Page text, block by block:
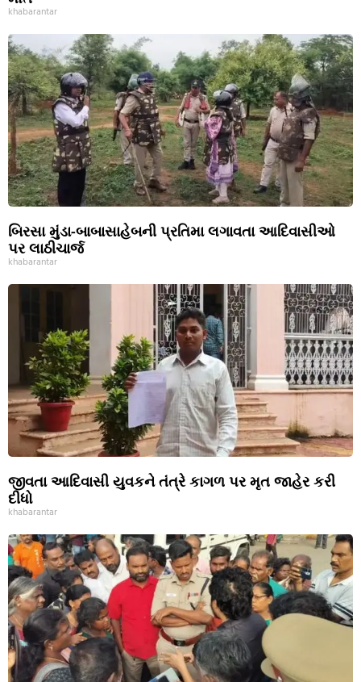
khabarantar
બિરસા મુંડા-બાબાસાહેબની પ્રતિમા લગાવતા આદિવાસીઓ
પર લાઠીચાર્જ
khabarantar
જીવતા આદિવાસી યુવકને તંત્રે કાગળ પર મૃત જાહેર કરી
દીધો
khabarantar